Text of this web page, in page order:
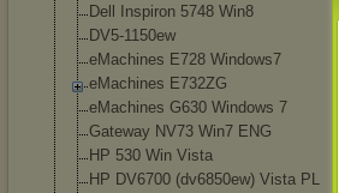
Dell Inspiron 5748 Win8
DV5-1150ew
eMachines E728 Windows7
eMachines E732ZG
eMachines G630 Windows 7
Gateway NV73 Win7 ENG
HP 530 Win Vista
HP DV6700 (dv6850ew) Vista PL